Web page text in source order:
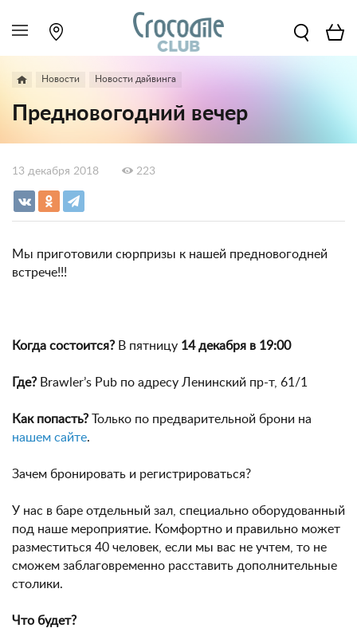
Новости Новости дайвинга
Предновогодний вечер
13 декабря 2018 223
Мы приготовили сюрпризы к нашей предновогодней
встрече!!!
Когда состоится? В пятницу 14 декабря в 19:00
Где? Brawler’s Pub по адресу Ленинский пр-т, 61/1
Как попасть? Только по предварительной брони на
нашем сайте.
Зачем бронировать и регистрироваться?
У нас в баре отдельный зал, специально оборудованный
под наше мероприятие. Комфортно и правильно может
разместиться 40 человек, если мы вас не учтем, то не
сможем заблаговременно расставить дополнительные
столики.
Что будет?